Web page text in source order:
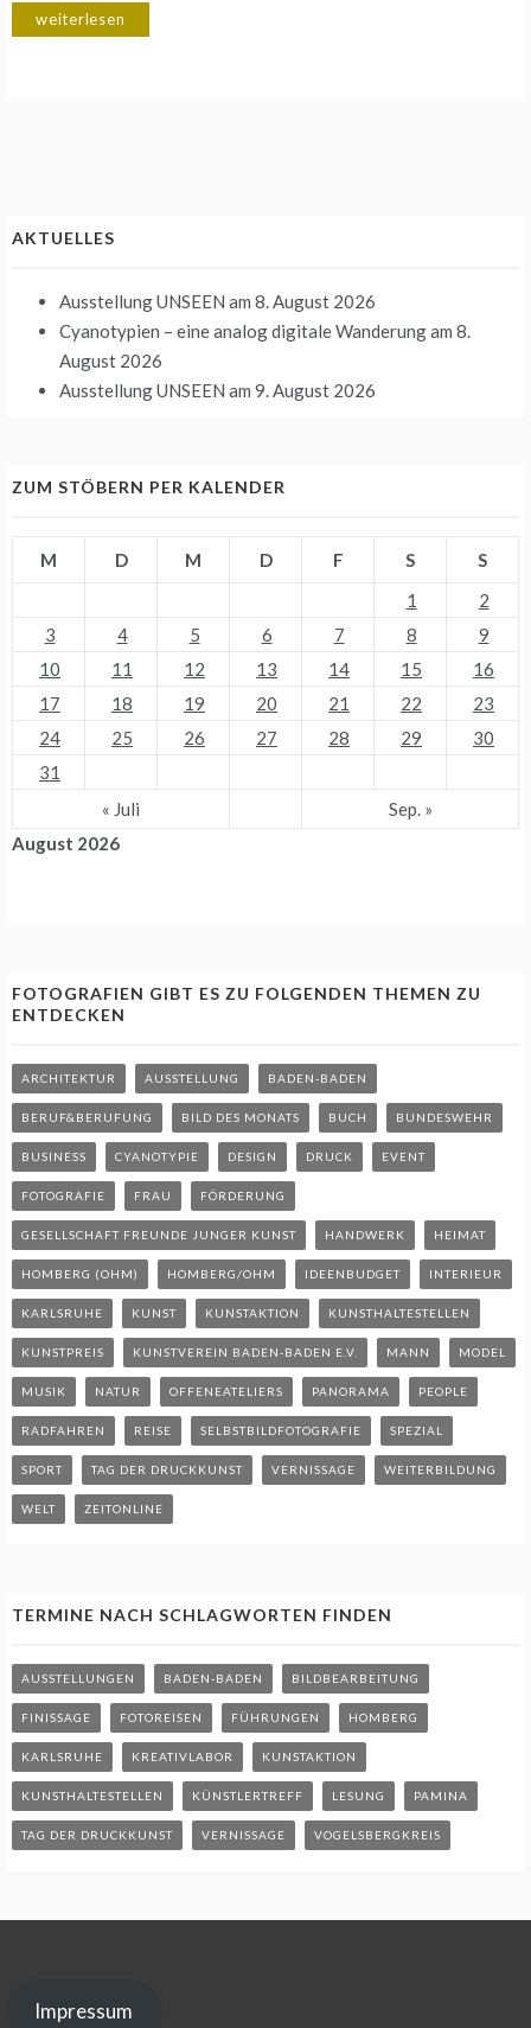
weiterlesen
AKTUELLES
Ausstellung UNSEEN am 8. August 2026
Cyanotypien – eine analog digitale Wanderungam 8.
August 2026
Ausstellung UNSEEN am 9. August 2026
ZUM STÖBERN PER KALENDER
August 2026
M D M D F S
S
1
2
3
4 5 6 7 8
9
10
11 12 13 14 15
16
17
18 19 20 21 22
23
24
25 26 27 28 29
30
31
« Juli
Sep. »
FOTOGRAFIEN GIBT ES ZU FOLGENDEN THEMEN ZU
ENTDECKEN
ARCHITEKTUR AUSSTELLUNG BADEN-BADEN
BERUF&BERUFUNG BILD DES MONATS BUCH BUNDESWEHR
BUSINESS CYANOTYPIE DESIGN DRUCK EVENT
FOTOGRAFIE FRAU FÖRDERUNG
GESELLSCHAFT FREUNDE JUNGER KUNST HANDWERK HEIMAT
HOMBERG (OHM) HOMBERG/OHM IDEENBUDGET INTERIEUR
KARLSRUHE KUNST KUNSTAKTION KUNSTHALTESTELLEN
KUNSTPREIS KUNSTVEREIN BADEN-BADEN E.V. MANN MODEL
MUSIK NATUR OFFENEATELIERS PANORAMA PEOPLE
RADFAHREN REISE SELBSTBILDFOTOGRAFIE SPEZIAL
SPORT TAG DER DRUCKKUNST VERNISSAGE WEITERBILDUNG
WELT ZEITONLINE
TERMINE NACH SCHLAGWORTEN FINDEN
AUSSTELLUNGEN BADEN-BADEN BILDBEARBEITUNG
FINISSAGE FOTOREISEN FÜHRUNGEN HOMBERG
KARLSRUHE KREATIVLABOR KUNSTAKTION
KUNSTHALTESTELLEN KÜNSTLERTREFF LESUNG PAMINA
TAG DER DRUCKKUNST VERNISSAGE VOGELSBERGKREIS
Impressum